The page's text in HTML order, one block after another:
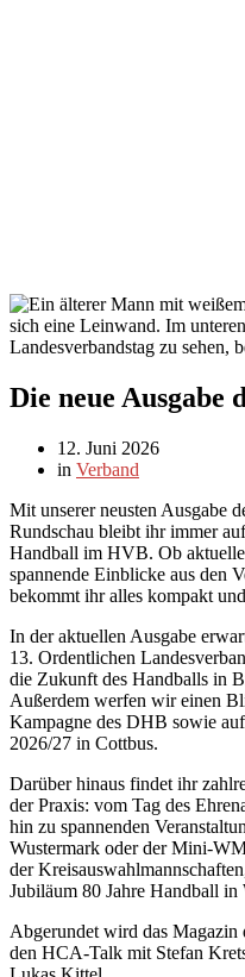
Die neue Ausgabe
12. Juni 2026
in Verband
Mit unserer neusten Ausgabe
Rundschau bleibt ihr immer
Handball im HVB. Ob
spannende Einblicke aus den
bekommt ihr alles kompakt
In der aktuellen Ausgabe
13. Ordentlichen
die Zukunft des Handballs in
Außerdem werfen wir einen
Kampagne des DHB sowie
2026/27 in Cottbus.
Darüber hinaus findet ihr
der Praxis: vom Tag des
hin zu spannenden
Wustermark oder der Mini-
der
Jubiläum 80 Jahre Handball
Abgerundet wird das
den HCA-Talk mit Stefan